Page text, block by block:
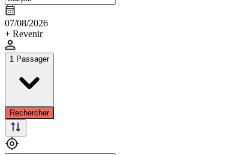
07/08/2026
+ Revenir
1 Passager
Rechercher